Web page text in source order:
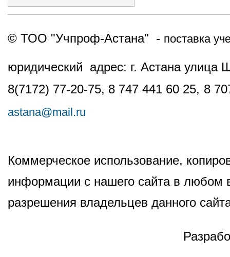
© ТОО "Учпроф-Астана" - поставка
юридический адрес: г. Астана
8(7172) 77-20-75, 8 747 441 60 25, 8
astana@mail.ru
Коммерческое использование,
информации с нашего сайта в любом
разрешения владельцев данного